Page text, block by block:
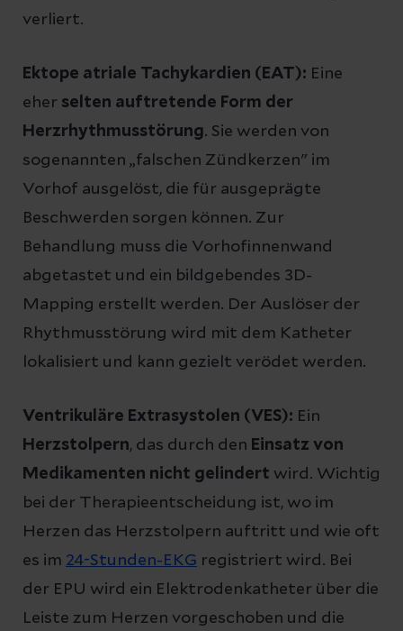
verliert.
Ektope atriale Tachykardien (EAT): Eine
eher selten auftretende Form der
Herzrhythmusstörung. Sie werden von
sogenannten „falschen Zündkerzen" im
Vorhof ausgelöst, die für ausgeprägte
Beschwerden sorgen können. Zur
Behandlung muss die Vorhofinnenwand
abgetastet und ein bildgebendes 3D-
Mapping erstellt werden. Der Auslöser der
Rhythmusstörung wird mit dem Katheter
lokalisiert und kann gezielt verödet werden.
Ventrikuläre Extrasystolen (VES): Ein
Herzstolpern, das durch den Einsatz von
Medikamenten nicht gelindert wird. Wichtig
bei der Therapieentscheidung ist, wo im
Herzen das Herzstolpern auftritt und wie oft
es im 24-Stunden-EKG registriert wird. Bei
der EPU wird ein Elektrodenkatheter über die
Leiste zum Herzen vorgeschoben und die